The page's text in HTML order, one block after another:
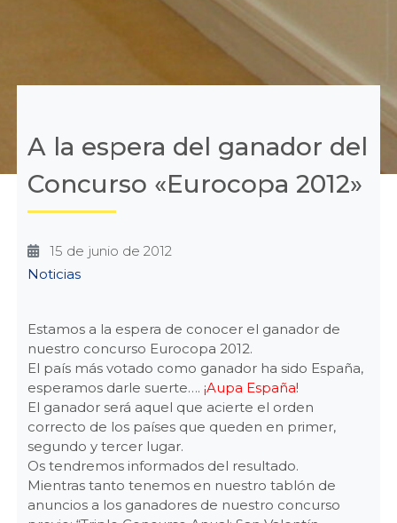
A la espera del ganador del
Concurso «Eurocopa 2012»
15 de junio de 2012
Categories
Noticias
Estamos a la espera de conocer el ganador de
nuestro concurso Eurocopa 2012.
El país más votado como ganador ha sido España,
esperamos darle suerte…. ¡Aupa España!
El ganador será aquel que acierte el orden
correcto de los países que queden en primer,
segundo y tercer lugar.
Os tendremos informados del resultado.
Mientras tanto tenemos en nuestro tablón de
anuncios a los ganadores de nuestro concurso